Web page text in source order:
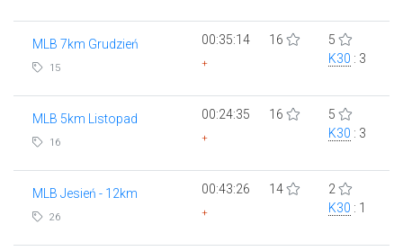
MLB 7km Grudzień
15
00:35:14
+
16
5
K30 : 3
MLB 5km Listopad
16
00:24:35
+
16
5
K30 : 3
MLB Jesień - 12km
26
00:43:26
+
14
2
K30 : 1